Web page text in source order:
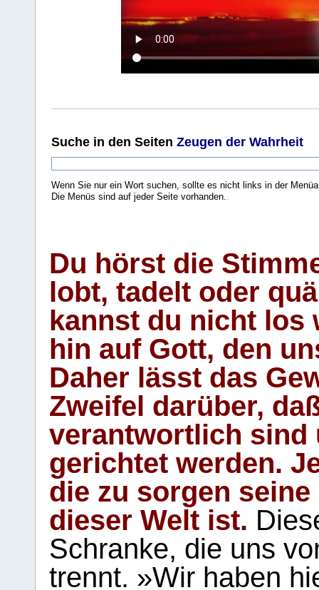
Suche in den Seiten Zeugen der Wahrheit
Wenn Sie nur ein Wort suchen, sollte es nicht links in der
Die Menüs sind auf jeder Seite vorhanden.
Du hörst die
lobt, tadelt oder
kannst du nicht los
hin auf Gott, den
Daher lässt das
Zweifel darüber,
verantwortlich sind
gerichtet werden.
die zu sorgen
dieser Welt ist.
Schranke, die uns
trennt. »Wir haben